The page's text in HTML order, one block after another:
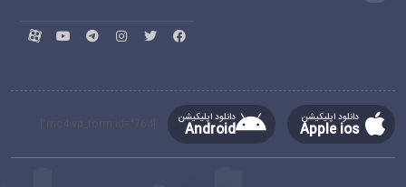
دانلود اپلیکیشن
Apple ios
دانلود اپلیکیشن
Android